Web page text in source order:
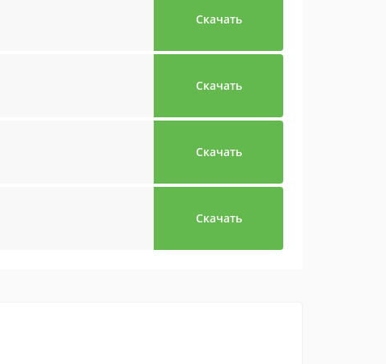
Скачать
Скачать
Скачать
Скачать